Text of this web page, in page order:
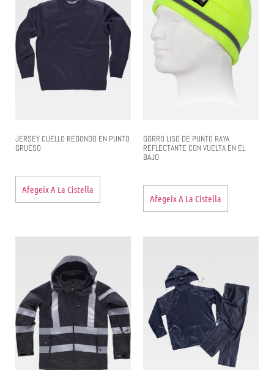
JERSEY CUELLO REDONDO EN PUNTO
GRUESO
Afegeix A La Cistella
GORRO LISO DE PUNTO RAYA
REFLECTANTE CON VUELTA EN EL
BAJO
Afegeix A La Cistella